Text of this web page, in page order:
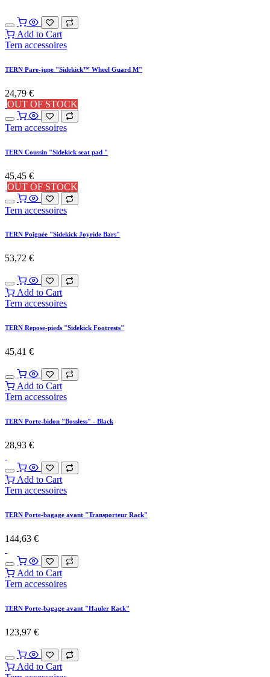
Add to Cart
Tern accessoires
TERN Pare-jupe "Sidekick™ Wheel Guard M"
24,79 €
45,45€
OUT OF STOCK
Tern accessoires
TERN Poignée "Sidekick Joyride Bars"
53,72€